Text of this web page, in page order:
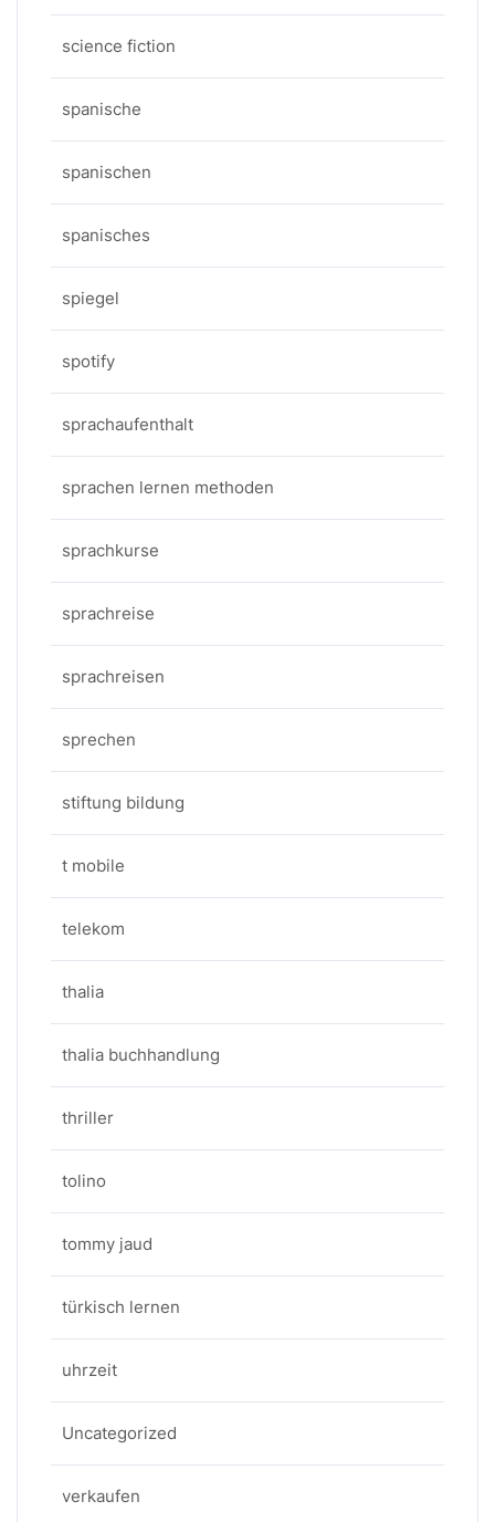
science fiction
spanische
spanischen
spanisches
spiegel
spotify
sprachaufenthalt
sprachen lernen methoden
sprachkurse
sprachreise
sprachreisen
sprechen
stiftung bildung
t mobile
telekom
thalia
thalia buchhandlung
thriller
tolino
tommy jaud
türkisch lernen
uhrzeit
Uncategorized
verkaufen